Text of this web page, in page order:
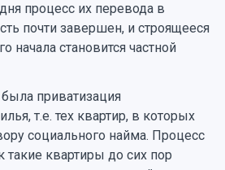
процесс их перевода в
почти завершен, и строящееся
начала становится частной
приватизация
т.е. тех квартир, в которых
социального найма. Процесс
такие квартиры до сих пор